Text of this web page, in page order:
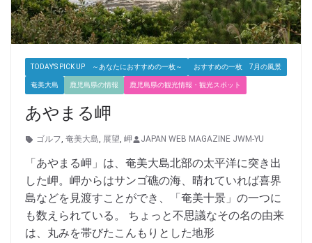
TODAY'S PICK UP ～あなたにおすすめの一枚～ おすすめの一枚 7月の風景
奄美大島 鹿児島県の情報 鹿児島県の観光情報・観光スポット
あやまる岬
ゴルフ, 奄美大島, 展望, 岬 JAPAN WEB MAGAZINE JWM-YU
「あやまる岬」は、奄美大島北部の太平洋に突き出
した岬。岬からはサンゴ礁の海、晴れていれば喜界
島などを見渡すことができ、「奄美十景」の一つに
も数えられている。 ちょっと不思議なその名の由来
は、丸みを帯びたこんもりとした地形